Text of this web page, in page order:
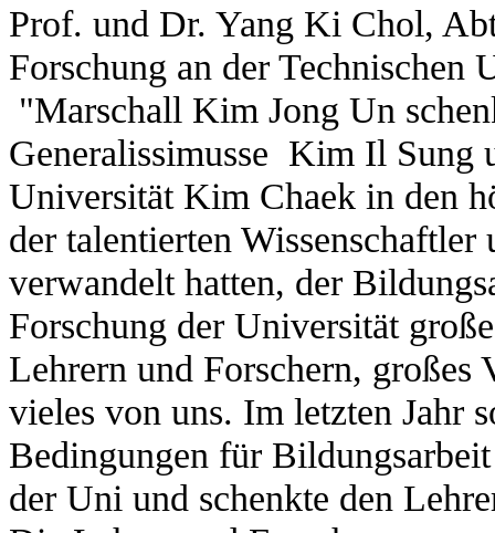
Prof. und Dr. Yang Ki Chol,
Forschung an der Technischen
"Marschall Kim Jong Un
Generalissimusse Kim Il Sung
Universität Kim Chaek in den
der talentierten Wissenschaftler
verwandelt hatten, der
Forschung der Universität
Lehrern und Forschern, großes
vieles von uns. Im letzten Jahr
Bedingungen für
der Uni und schenkte den